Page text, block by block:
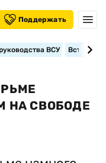
Поддержать
ВСУ
НА СВОБОДЕ